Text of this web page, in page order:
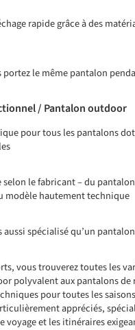
rapide grâce à des
portez le même pantalon
/ Pantalon outdoor
pour tous les pantalons
le fabricant – du
modèle hautement technique
aussi spécialisé qu’un
vous trouverez toutes les
polyvalent aux pantalons de
pour toutes les
appréciés,
voyage et les itinéraires